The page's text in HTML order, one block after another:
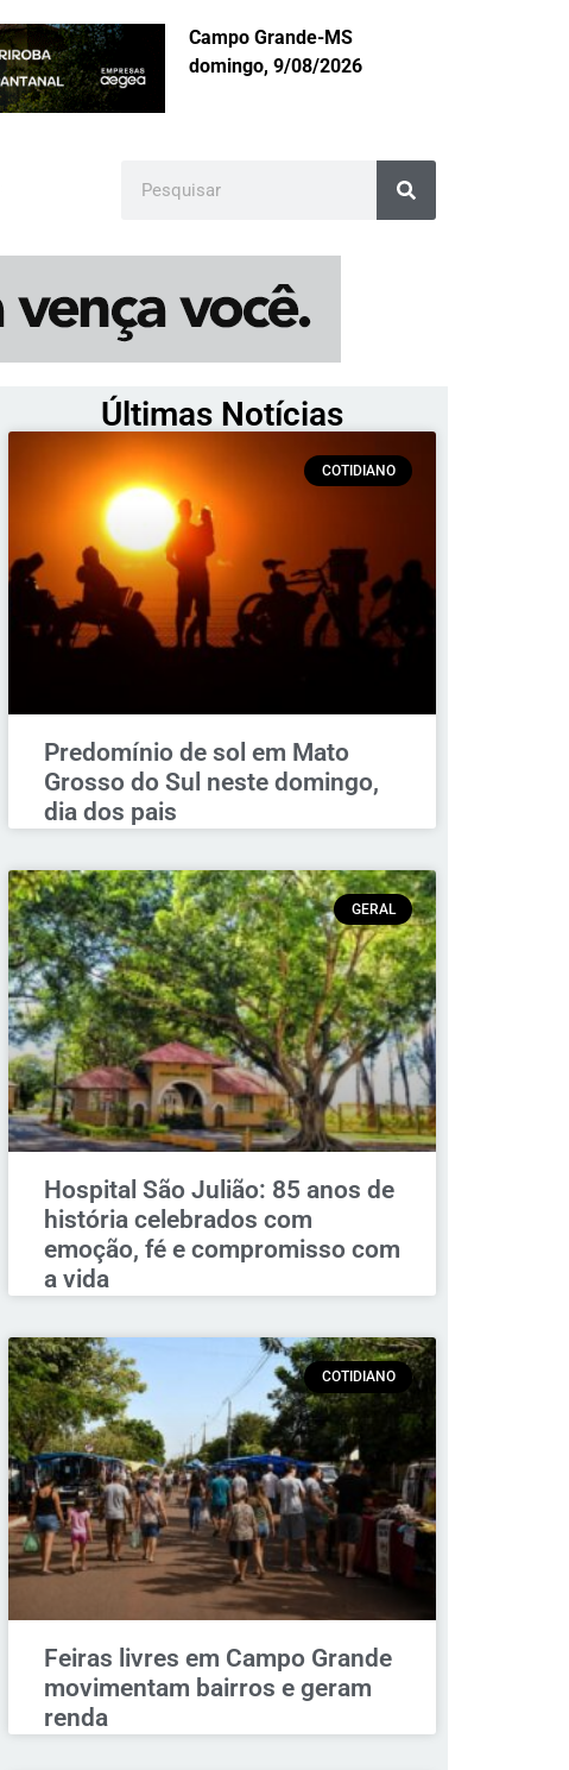
Campo Grande-MS
domingo, 9/08/2026
Últimas Notícias
COTIDIANO
Predomínio de sol em Mato
Grosso do Sul neste domingo,
dia dos pais
GERAL
Hospital São Julião: 85 anos de
história celebrados com
emoção, fé e compromisso com
a vida
COTIDIANO
Feiras livres em Campo Grande
movimentam bairros e geram
renda